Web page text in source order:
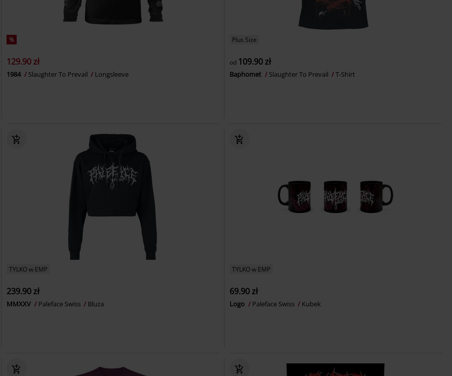
%
129.90 zł
1984 Slaughter To Prevail Longsleeve
Plus Size
od 109.90 zł
Baphomet Slaughter To Prevail T-Shirt
TYLKO w EMP
239.90 zł
MMXXV Paleface Swiss Bluza
TYLKO w EMP
69.90 zł
Logo Paleface Swiss Kubek